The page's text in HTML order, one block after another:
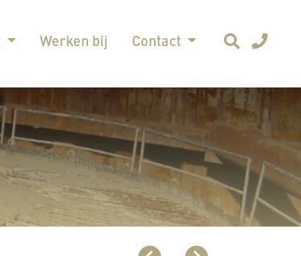
Werken bij Contact